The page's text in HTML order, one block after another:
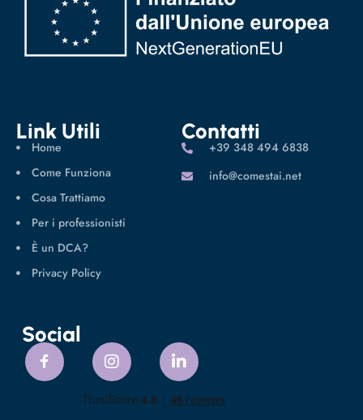
Link Utili
Home
Come Funziona
Cosa Trattiamo
Per i professionisti
È un DCA?
Privacy Policy
Contatti
‪+39 348 494 6838
info@comestai.net
Social